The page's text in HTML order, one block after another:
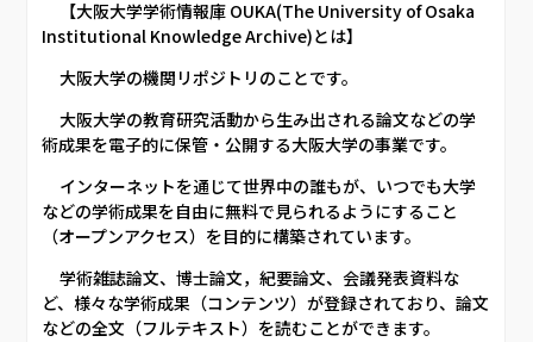
Institutional Knowledge Archive)とは】
     大阪大学の機関リポジトリのことです。
     大阪大学の教育研究活動から生み出される論文などの学
術成果を電子的に保管・公開する大阪大学の事業です。
などの学術成果を自由に無料で見られるようにすること
（オープンアクセス）を目的に構築されています。
     学術雑誌論文、博士論文，紀要論文、会議発表資料な
ど、様々な学術成果（コンテンツ）が登録されており、論文
などの全文（フルテキスト）を読むことができます。